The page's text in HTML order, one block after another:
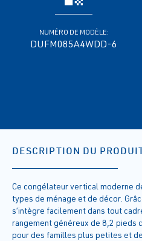
NUMÉRO DE MODÈLE:
DUFM085A4WDD-6
DESCRIPTION DU
Ce congélateur vertical moderne
types de ménage et de décor.
s’intègre facilement dans tout
rangement généreux de 8,2
pour des familles plus petites et